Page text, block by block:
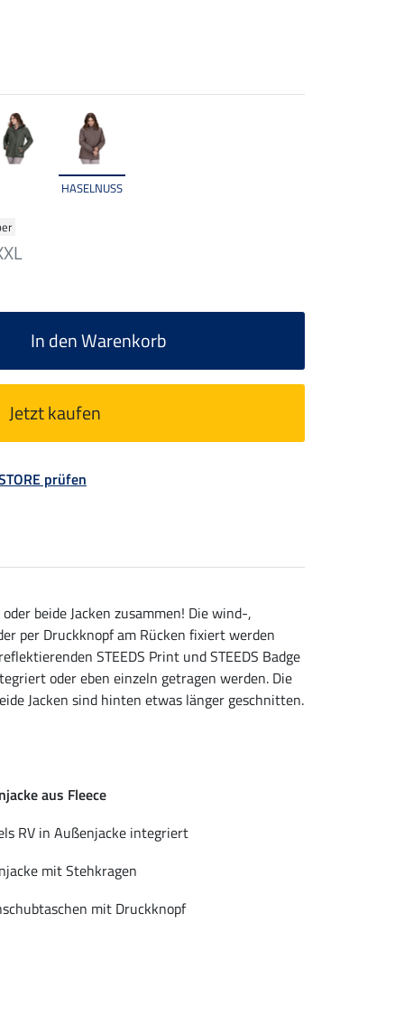
HASELNUSS
In den Warenkorb
Jetzt kaufen
prüfen
beide Jacken zusammen! Die wind-,
per Druckknopf am Rücken fixiert werden
STEEDS Print und STEEDS Badge
oder eben einzeln getragen werden. Die
Jacken sind hinten etwas länger geschnitten.
aus Fleece
RV in Außenjacke integriert
mit Stehkragen
mit Druckknopf